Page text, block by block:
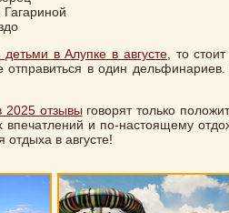
Гагариной
в Алупке в августе, то
отправиться в один дельфинариев.
2025 отзывы говорят только
впечатлений и по-настоящему
отдыха в августе!